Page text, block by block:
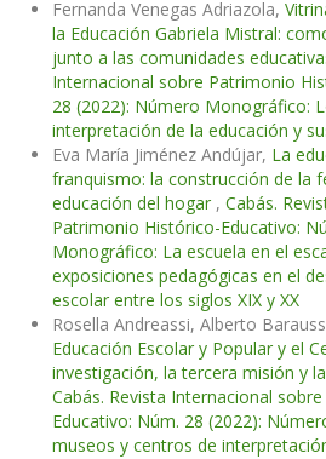
Fernanda Venegas Adriazola,
la Educación Gabriela Mistral:
junto a las comunidades
Internacional sobre Patrimonio
28 (2022): Número Monográfico:
interpretación de la educación y
Eva María Jiménez Andújar, La
franquismo: la construcción de la
educación del hogar , Cabás.
Patrimonio Histórico-Educativo:
Monográfico: La escuela en el
exposiciones pedagógicas en el
escolar entre los siglos XIX y XX
Rosella Andreassi, Alberto
Educación Escolar y Popular y el
investigación, la tercera misión y
Cabás. Revista Internacional
Educativo: Núm. 28 (2022):
museos y centros de